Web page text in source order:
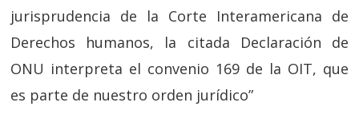
jurisprudencia de la Corte Interamericana de
Derechos humanos, la citada Declaración de
ONU interpreta el convenio 169 de la OIT, que
es parte de nuestro orden jurídico”